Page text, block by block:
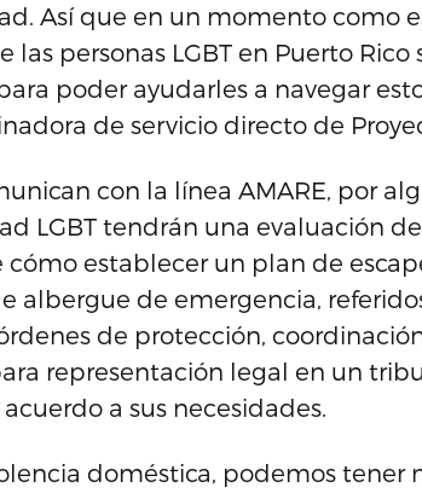
Así que en un momento como
las personas LGBT en Puerto
poder ayudarles a navegar
de servicio directo de
con la línea AMARE, por
LGBT tendrán una evaluación
cómo establecer un plan de
albergue de emergencia,
de protección,
representación legal en un
acuerdo a sus necesidades.
doméstica, podemos tener